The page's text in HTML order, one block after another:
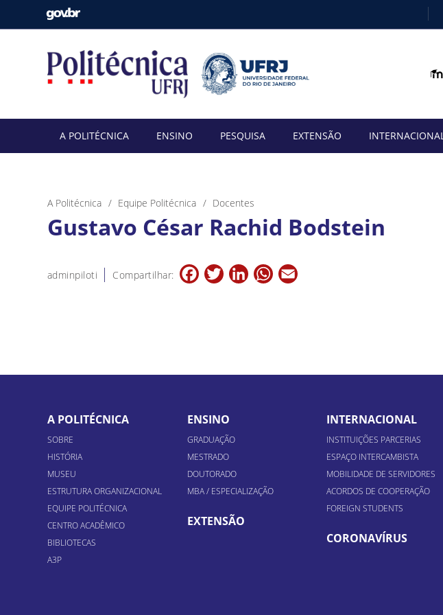
A POLITÉCNICA ENSINO PESQUISA EXTENSÃO INTERNACIONAL
A Politécnica Equipe Politécnica Docentes
Gustavo César Rachid Bodstein
adminpiloti Compartilhar: Facebook
TwitterLinkedInWhatsApp
Email
A POLITÉCNICA
SOBRE
HISTÓRIA
MUSEU
ESTRUTURA ORGANIZACIONAL
EQUIPE POLITÉCNICA
CENTRO ACADÊMICO
BIBLIOTECAS
A3P
ENSINO
GRADUAÇÃO
MESTRADO
DOUTORADO
MBA / ESPECIALIZAÇÃO
EXTENSÃO
INTERNACIONAL
INSTITUIÇÕES PARCERIAS
ESPAÇO INTERCAMBISTA
MOBILIDADE DE SERVIDORES
ACORDOS DE COOPERAÇÃO
FOREIGN STUDENTS
CORONAVÍRUS